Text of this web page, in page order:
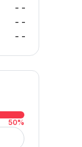
--
--
--
50%